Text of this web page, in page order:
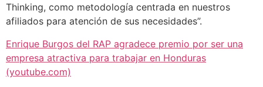
Thinking, como metodología centrada en nuestros
afiliados para atención de sus necesidades”.
Enrique Burgos del RAP agradece premio por ser una
empresa atractiva para trabajar en Honduras
(youtube.com)